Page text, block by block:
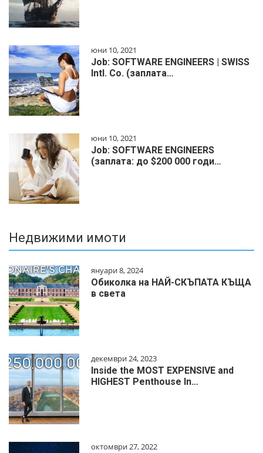
юни 10, 2021
Job: SOFTWARE ENGINEERS | SWISS
Intl. Co. (заплата…
юни 10, 2021
Job: SOFTWARE ENGINEERS
(заплата: до $200 000 годи…
Недвижими имоти
януари 8, 2024
Обиколка на НАЙ-СКЪПАТА КЪЩА
в света
декември 24, 2023
Inside the MOST EXPENSIVE and
HIGHEST Penthouse In…
октомври 27, 2022